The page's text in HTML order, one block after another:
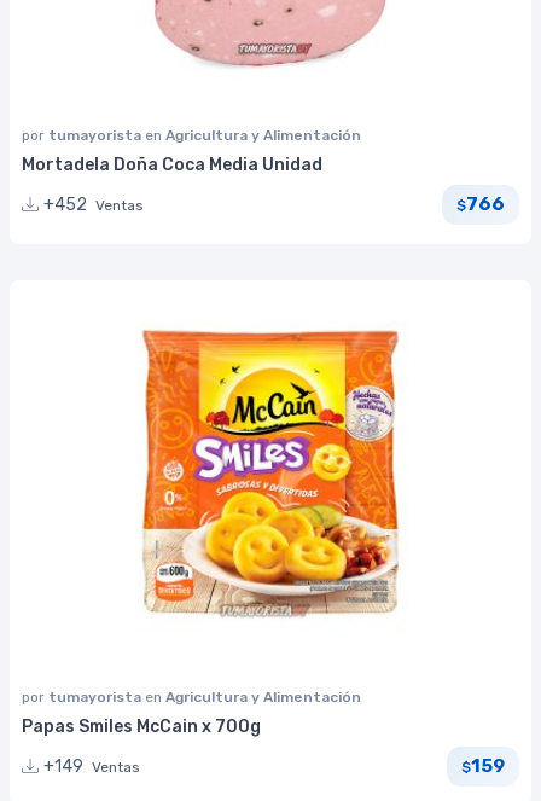
por tumayorista en Agricultura y Alimentación
Mortadela Doña Coca Media Unidad
+452 Ventas $766
por tumayorista en Agricultura y Alimentación
Papas Smiles McCain x 700g
+149 Ventas $159